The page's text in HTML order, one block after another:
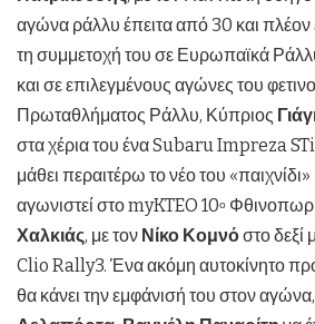
αγώνα ράλλυ έπειτα από 30 και
τη συμμετοχή του σε Ευρωπαϊκά
και σε επιλεγμένους αγώνες του
Πρωταθλήματος Ράλλυ, Κύπριος
στα χέρια του ένα Subaru Impreza
μάθει περαιτέρω το νέο του «παιχνίδι»
αγωνιστεί στο myKTEO 10ο
Χαλκιάς, με τον Νίκο Κομνόστο
Clio Rally3. Ένα ακόμη αυτοκίνητο
θα κάνει την εμφάνισή του στον